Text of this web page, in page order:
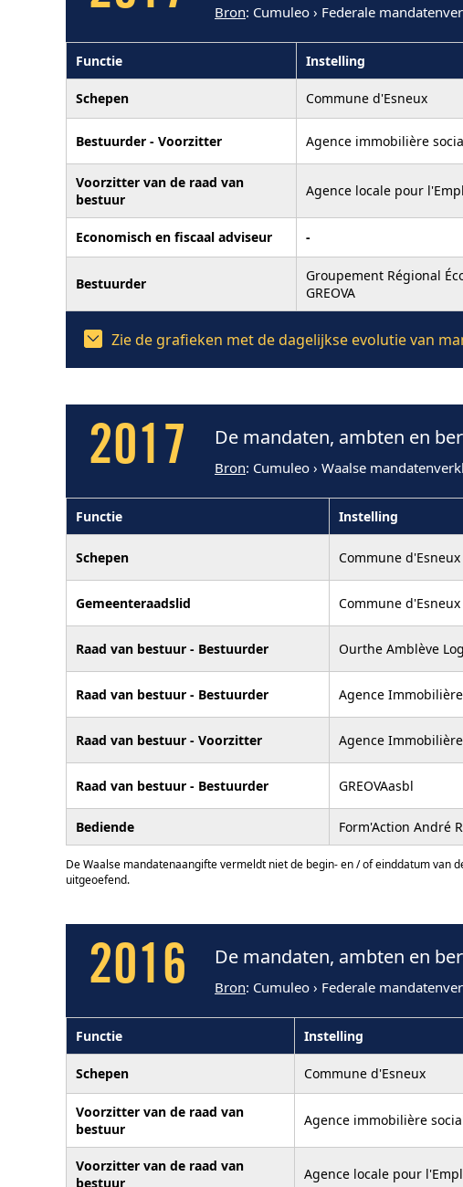
Bron: Cumuleo › Federale
Functie Instelling
Schepen Commune d'Esneux
Bestuurder - Voorzitter Agence immobilière
Voorzitter van de raad van
bestuur
Agence locale pour
Economisch en fiscaal adviseur -
Bestuurder
Groupement Régional
GREOVA
Zie de grafieken met de dagelijkse evolutie van
2017 De mandaten, ambten en
Bron: Cumuleo › Waalse
Functie Instelling
Schepen Commune d'Esneux
Gemeenteraadslid Commune d'Esneux
Raad van bestuur - Bestuurder Ourthe Amblève
Raad van bestuur - Bestuurder Agence
Raad van bestuur - Voorzitter Agence
Raad van bestuur - Bestuurder GREOVAasbl
Bediende Form'Action André
De Waalse mandatenaangifte vermeldt niet de begin- en / of einddatum van
uitgeoefend.
2016 De mandaten, ambten en
Bron: Cumuleo › Federale
Functie Instelling
Schepen Commune d'Esneux
Voorzitter van de raad van
bestuur
Agence immobilière
Voorzitter van de raad van
bestuur
Agence locale pour